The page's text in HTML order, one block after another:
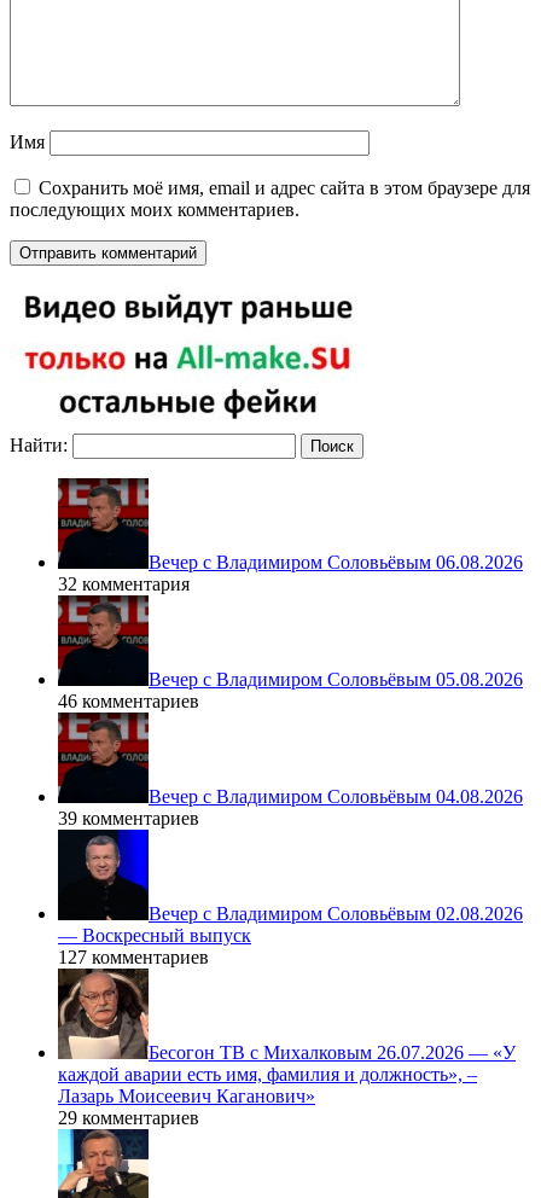
Имя
Сохранить моё имя, email и адрес сайта в этом браузере для
последующих моих комментариев.
Найти:
Вечер с Владимиром Соловьёвым 06.08.2026
32 комментария
Вечер с Владимиром Соловьёвым 05.08.2026
46 комментариев
Вечер с Владимиром Соловьёвым 04.08.2026
39 комментариев
Вечер с Владимиром Соловьёвым 02.08.2026
— Воскресный выпуск
127 комментариев
Бесогон ТВ с Михалковым 26.07.2026 — «У
каждой аварии есть имя, фамилия и должность», –
Лазарь Моисеевич Каганович»
29 комментариев